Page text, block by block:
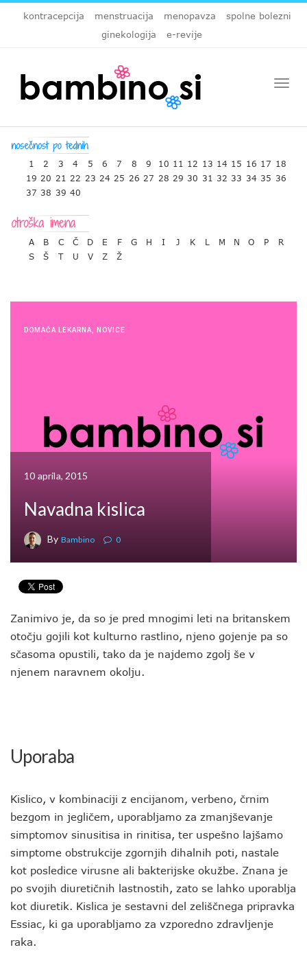
kontracepcija menstruacija menopavza
spolne bolezni
ginekologija
e-revije
1 2 3 4 5 6 7 8 9 10 11 12 13 14 15 16 17 18
19 20 21 22 23 24 25 26 27 28 29 30 31 32 33 34 35 36
37 38 39 40
A B C Č D E F G H I J K L M N O P
R
S
Š T U V Z Ž
DOMAČA LEKARNA NOVICE
10 aprila, 2015
Navadna kislica
By Bambino 0
Zanimivo je, da so je pred mnogimi leti na britanskem
otočju gojili kot kulturno rastlino, njeno gojenje pa so
sčasoma opustili, tako da je najdemo zgolj še v
njenem naravnem okolju.
Uporaba
Kislico, v kombinaciji z encijanom, verbeno, črnim
bezgom in jegličem, uporabljamo za zmanjševanje
simptomov sinusitisa in rinitisa, ter uspešno lajšamo
simptome obstrukcije zgornjih dihalnih poti, nastale
kot posledice virusne ali bakterijske okužbe. Znana je
po svojih diuretičnih lastnostih, zato se lahko uporablja
kot diuretik. Kislica je sestavni del zeliščnega pripravka
Essiac, ki ga uporabljamo za vzporedno zdravljenje
raka.